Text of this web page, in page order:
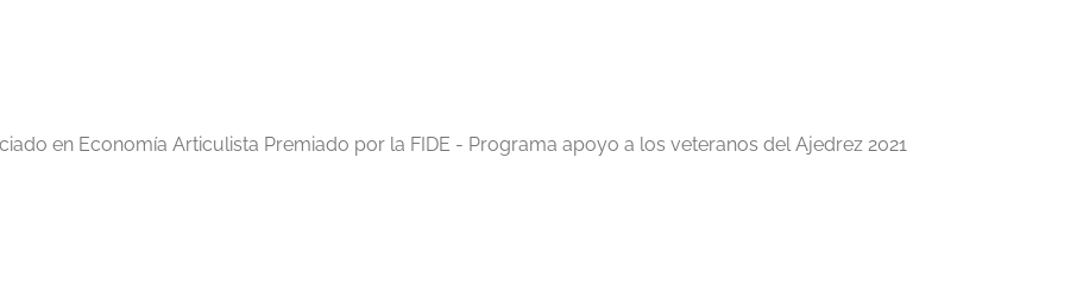
en Economía Articulista Premiado por la FIDE - Programa apoyo a los veteranos del Ajedrez 2021